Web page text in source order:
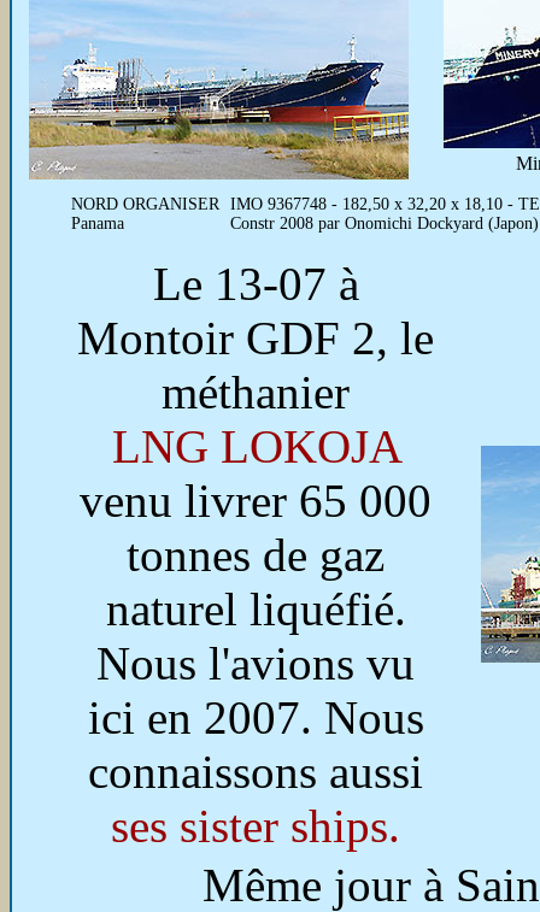
NORD ORGANISER
Panama
IMO 9367748 - 182,50 x 32,20 x 18,10 -
Constr 2008 par Onomichi Dockyard
Le 13-07 à
Montoir GDF 2, le
méthanier
LNG LOKOJA
venu livrer 65 000
tonnes de gaz
naturel liquéfié.
Nous l'avions vu
ici en 2007. Nous
connaissons aussi
ses sister ships.
Même jour à